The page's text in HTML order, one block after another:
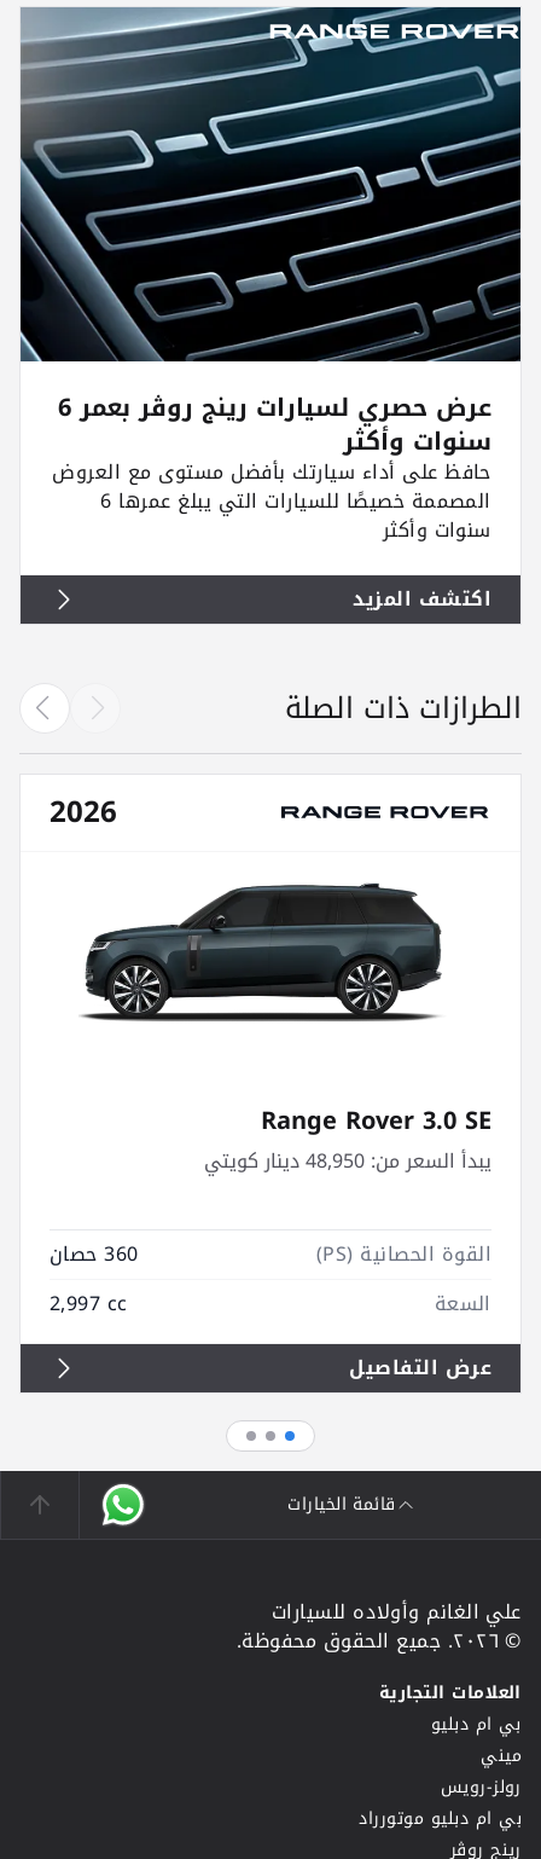
عرض حصري لسيارات رينج روڤر بعمر 6
سنوات وأكثر
حافظ على أداء سيارتك بأفضل مستوى مع العروض
المصممة خصيصًا للسيارات التي يبلغ عمرها 6
سنوات وأكثر
اكتشف المزيد
الطرازات ذات الصلة
2026
Range Rover 3.0 SE
يبدأ السعر من:
القوة الحصانية (PS)
360 حصان
السعة
2,997 cc
عرض التفاصيل
قائمة الخيارات
علي الغانم وأولاده للسيارات
© ٢٠٢٦. جميع الحقوق محفوظة.
العلامات التجارية
بي ام دبليو
ميني
رولز-رويس
بي ام دبليو موتورراد
رينج روڤر